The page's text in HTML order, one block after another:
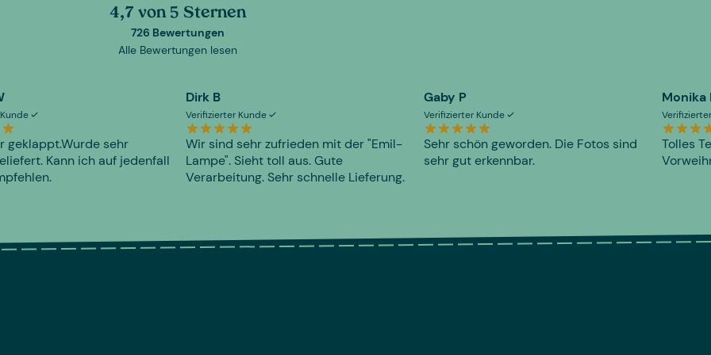
4,7 von 5 Sternen
726 Bewertungen
Alle Bewertungen lesen
geklappt.Wurde sehr
Kann ich auf jedenfall
Dirk B
Verifizierter Kunde
Wir sind sehr zufrieden mit der "Emil-
Lampe". Sieht toll aus. Gute
Verarbeitung. Sehr schnelle Lieferung.
Gaby P
Verifizierter Kunde
Sehr schön geworden. Die Fotos sind
sehr gut erkennbar.
Monika
Tolles